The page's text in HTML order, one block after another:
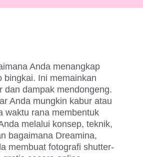
Anda menangkap
bingkai. Ini memainkan
dan dampak mendongeng.
Anda mungkin kabur atau
waktu rana membentuk
melalui konsep, teknik,
bagaimana Dreamina,
membuat fotografi shutter-